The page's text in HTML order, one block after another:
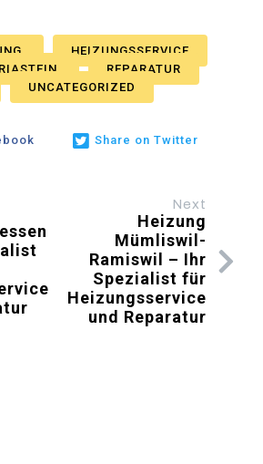
HEIZUNGSSERVICE
REPARATUR
UNCATEGORIZED
Share on Twitter
Next
Heizung
Mümliswil-
Ramiswil – Ihr
Spezialist für
Heizungsservice
und Reparatur